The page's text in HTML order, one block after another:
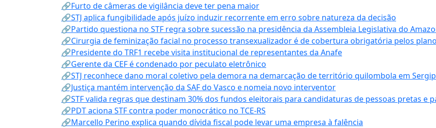
🔗Furto de câmeras de vigilância deve ter pena maior
🔗STJ aplica fungibilidade após juízo induzir recorrente em erro sobre natureza da decisão
🔗Partido questiona no STF regra sobre sucessão na presidência da Assembleia Legislativa do
🔗Cirurgia de feminização facial no processo transexualizador é de cobertura obrigatória pelos
🔗Presidente do TRF1 recebe visita institucional de representantes da Anafe
🔗Gerente da CEF é condenado por peculato eletrônico
🔗STJ reconhece dano moral coletivo pela demora na demarcação de território quilombola em
🔗Justiça mantém intervenção da SAF do Vasco e nomeia novo interventor
🔗STF valida regras que destinam 30% dos fundos eleitorais para candidaturas de pessoas pretas e
🔗PDT aciona STF contra poder monocrático no TCE-RS
🔗Marcello Perino explica quando dívida fiscal pode levar uma empresa à falência